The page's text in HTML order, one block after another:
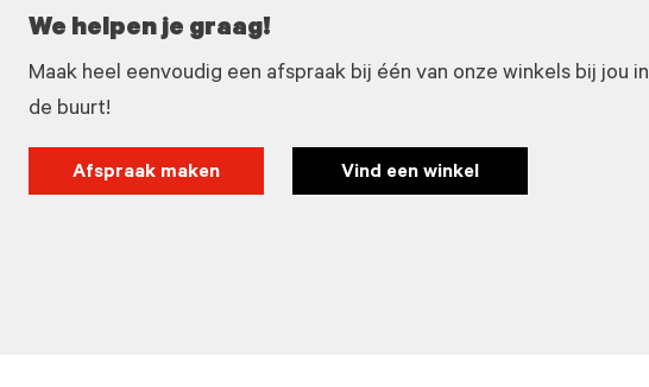
We helpen je graag!
Maak heel eenvoudig een afspraak bij één van onze winkels bij jou in
de buurt!
Afspraak maken Vind een winkel